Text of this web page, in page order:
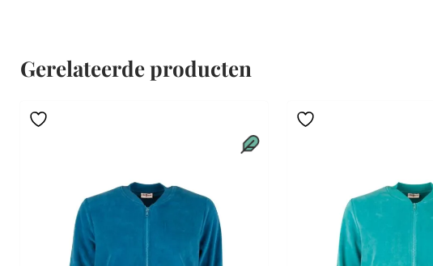
Gerelateerde producten